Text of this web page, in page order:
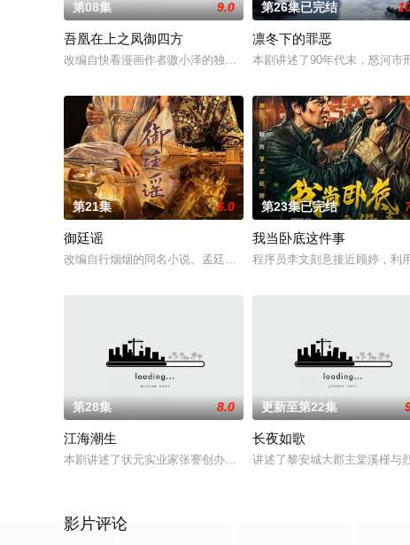
第08集 9.0
吾凰在上之凤御四方
改编自快看漫画作者嗷小泽的独家连载漫画《吾凰在上》。现代少
第26集已完结
凛冬下的罪恶
本剧讲述了90年代末，怒河市
第21集 6.0
御廷谣
改编自行烟烟的同名小说。孟廷辉，大平王朝有史以来个以女子进
第23集已完结
我当卧底这件事
程序员李文刻意接近顾婷，利
第28集 8.0
江海潮生
本剧讲述了状元实业家张謇创办大生企业，实业报国的故事。甲午
更新至第22集
长夜如歌
讲述了黎安城大郡主棠溪槿与
影片评论